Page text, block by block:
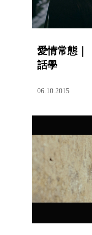
愛情常態｜
話學
06.10.2015